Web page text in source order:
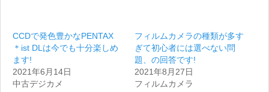
CCDで発色豊かなPENTAX
＊ist DLは今でも十分楽しめ
ます!
2021年6月14日
中古デジカメ
フィルムカメラの種類が多す
ぎて初心者には選べない問
題、の回答です!
2021年8月27日
フィルムカメラ